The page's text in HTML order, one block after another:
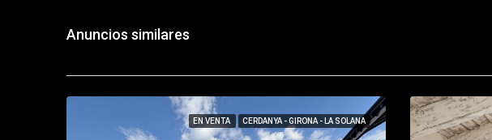
Anuncios similares
EN VENTA CERDANYA - GIRONA - LA SOLANA